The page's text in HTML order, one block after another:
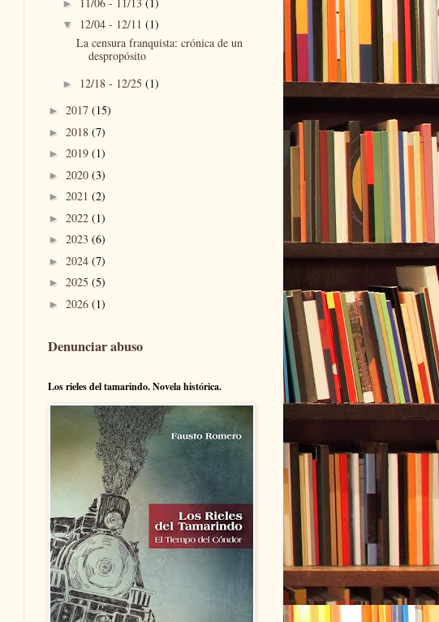
►
▼ 12/04 - 12/11 (1)
La censura franquista: crónica de un
despropósito
► 12/18 - 12/25 (1)
► 2017 (15)
► 2018 (7)
► 2019 (1)
► 2020 (3)
► 2021 (2)
► 2022 (1)
► 2023 (6)
► 2024 (7)
► 2025 (5)
► 2026 (1)
Denunciar abuso
Los rieles del tamarindo. Novela histórica.